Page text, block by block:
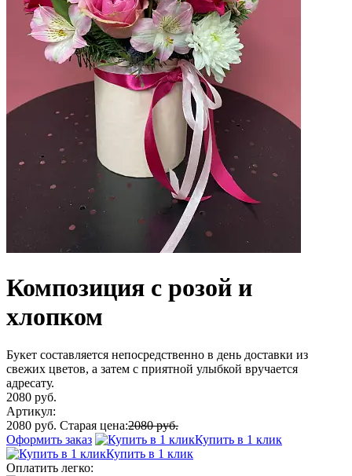
Композиция с розой и
хлопком
Букет составляется непосредственно в день доставки из
свежих цветов, а затем с приятной улыбкой вручается
адресату.
2080 руб.
Артикул:
2080 руб. Старая цена:2080 руб.
Оформить заказ
Купить в 1 клик
Купить в 1 клик
Оплатить легко: